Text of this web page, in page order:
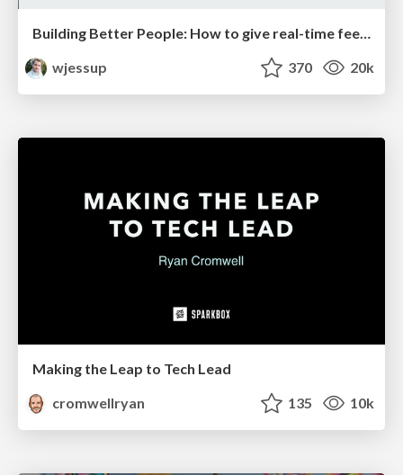
Building Better People: How to give real-time feedback that sticks.
wjessup
370 20k
Making the Leap to Tech Lead
cromwellryan
135 10k